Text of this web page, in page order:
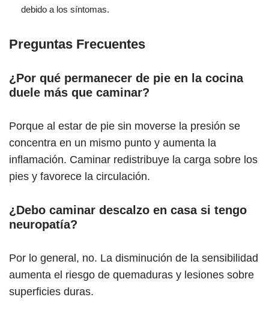
debido a los síntomas.
Preguntas Frecuentes
¿Por qué permanecer de pie en la cocina
duele más que caminar?
Porque al estar de pie sin moverse la presión se
concentra en un mismo punto y aumenta la
inflamación. Caminar redistribuye la carga sobre los
pies y favorece la circulación.
¿Debo caminar descalzo en casa si tengo
neuropatía?
Por lo general, no. La disminución de la sensibilidad
aumenta el riesgo de quemaduras y lesiones sobre
superficies duras.